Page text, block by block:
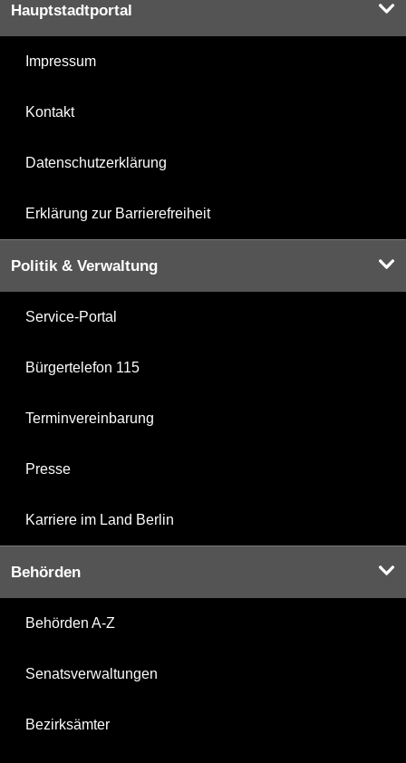
Hauptstadtportal
Impressum
Kontakt
Datenschutzerklärung
Erklärung zur Barrierefreiheit
Politik & Verwaltung
Service-Portal
Bürgertelefon 115
Terminvereinbarung
Presse
Karriere im Land Berlin
Behörden
Behörden A-Z
Senatsverwaltungen
Bezirksämter